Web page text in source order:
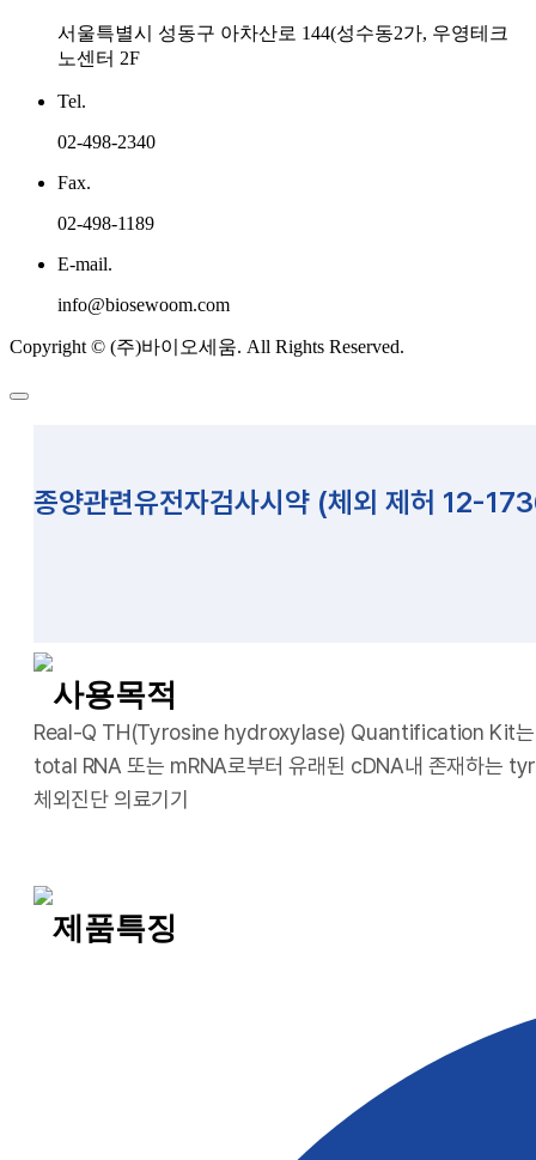
서울특별시 성동구 아차산로 144(성수동2가, 우영테크
노센터 2F
Tel.
02-498-2340
Fax.
02-498-1189
E-mail.
info@biosewoom.com
Copyright © (주)바이오세움. All Rights Reserved.
종양관련유전자검사시약 (체외 제허 12-
사용목적
Real-Q TH(Tyrosine hydroxylase) Quantification Kit는
total RNA 또는 mRNA로부터 유래된 cDNA내 존재하는
체외진단 의료기기
제품특징